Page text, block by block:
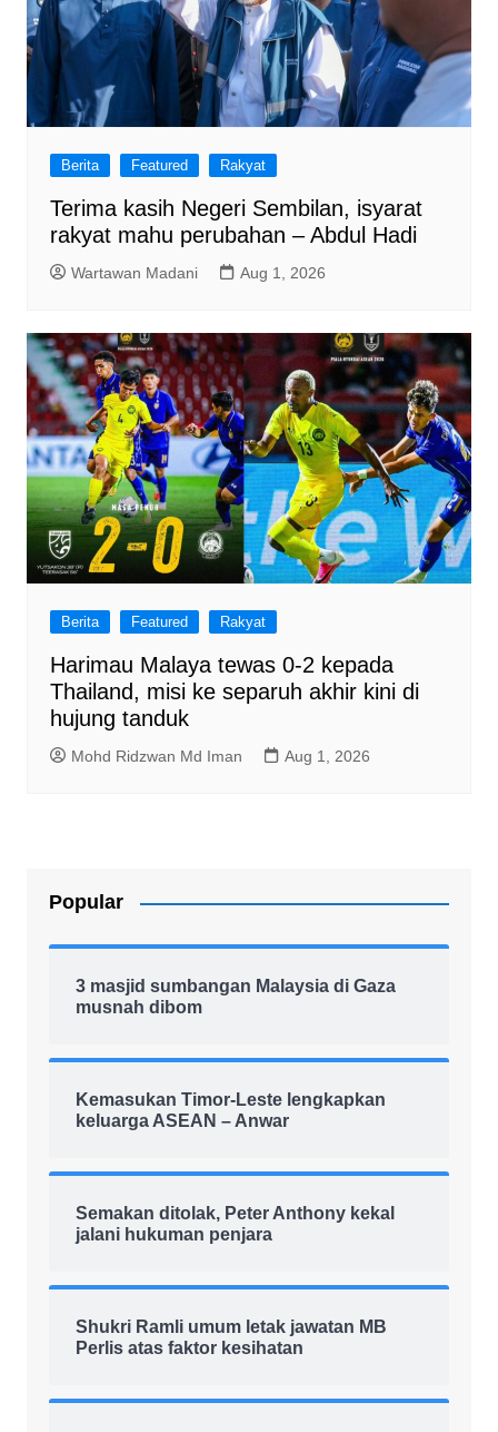
Berita Featured Rakyat
Terima kasih Negeri Sembilan, isyarat
rakyat mahu perubahan – Abdul Hadi
Wartawan Madani Aug 1, 2026
Berita Featured Rakyat
Harimau Malaya tewas 0-2 kepada
Thailand, misi ke separuh akhir kini di
hujung tanduk
Mohd Ridzwan Md Iman Aug 1, 2026
Popular
3 masjid sumbangan Malaysia di Gaza
musnah dibom
Kemasukan Timor-Leste lengkapkan
keluarga ASEAN – Anwar
Semakan ditolak, Peter Anthony kekal
jalani hukuman penjara
Shukri Ramli umum letak jawatan MB
Perlis atas faktor kesihatan